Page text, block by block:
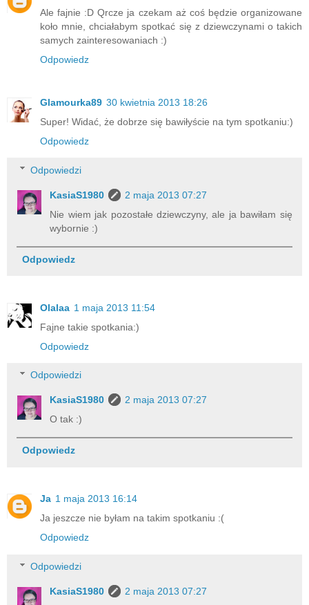
Ale fajnie :D Qrcze ja czekam aż coś będzie organizowane
koło mnie, chciałabym spotkać się z dziewczynami o takich
samych zainteresowaniach :)
Odpowiedz
Glamourka89 30 kwietnia 2013 18:26
Super! Widać, że dobrze się bawiłyście na tym spotkaniu:)
Odpowiedz
Odpowiedzi
KasiaS1980
2 maja 2013 07:27
Nie wiem jak pozostałe dziewczyny, ale ja bawiłam się
wybornie :)
Odpowiedz
Olalaa 1 maja 2013 11:54
Fajne takie spotkania:)
Odpowiedz
Odpowiedzi
KasiaS1980
2 maja 2013 07:27
O tak :)
Odpowiedz
Ja 1 maja 2013 16:14
Ja jeszcze nie byłam na takim spotkaniu :(
Odpowiedz
Odpowiedzi
KasiaS1980
2 maja 2013 07:27